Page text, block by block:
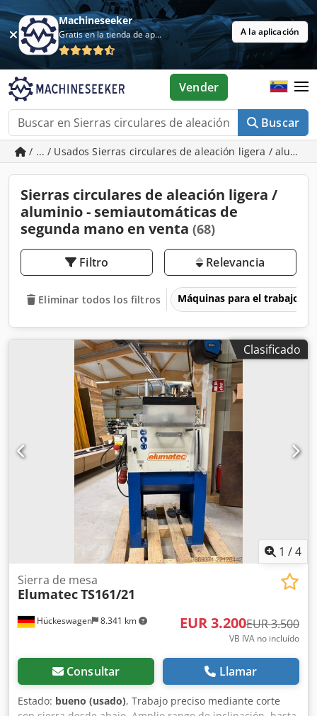
Machineseeker
Gratis en la tienda de aplicaciones A la aplicación
Buscar
Vender
/ ... / Usados Sierras circulares de aleación ligera /
Sierras circulares de aleación ligera /
aluminio - semiautomáticas de
segunda mano en venta (68)
Filtro Relevancia
Eliminar todos los filtros Máquinas para el trabajo
Clasificado
1 /4
Hückeswagen 8.341 km
Sierra de mesa
ElumatecTS161/21
EUR 3.200EUR 3.500
VB IVA no incluído
Consultar Llamar
Estado: bueno (usado), Trabajo preciso mediante corte